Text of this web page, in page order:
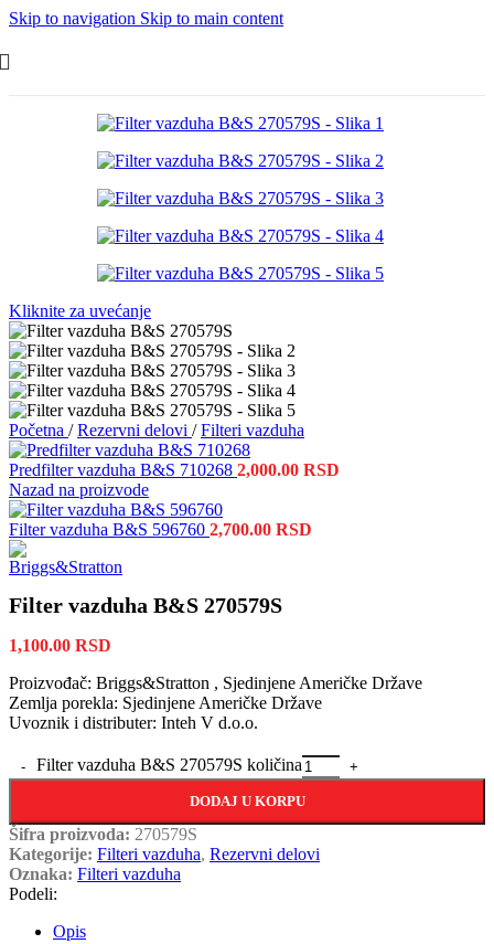
Skip to navigation Skip to main content
Kliknite za uvećanje
Početna / Rezervni delovi / Filteri vazduha
Predfilter vazduha B&S 710268 2,000.00 RSD
Nazad na proizvode
Filter vazduha B&S 596760 2,700.00 RSD
Filter vazduha B&S 270579S
1,100.00 RSD
Proizvođač: Briggs&Stratton , Sjedinjene Američke Države
Zemlja porekla: Sjedinjene Američke Države
Uvoznik i distributer: Inteh V d.o.o.
Filter vazduha B&S 270579S količina
DODAJ U KORPU
Šifra proizvoda: 270579S
Kategorije: Filteri vazduha, Rezervni delovi
Oznaka: Filteri vazduha
Podeli:
Opis